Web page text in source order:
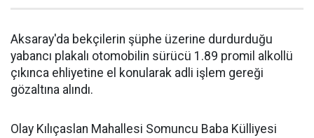
Aksaray'da bekçilerin şüphe üzerine durdurduğu
yabancı plakalı otomobilin sürücü 1.89 promil alkollü
çıkınca ehliyetine el konularak adli işlem gereği
gözaltına alındı.
Olay Kılıçaslan Mahallesi Somuncu Baba Külliyesi